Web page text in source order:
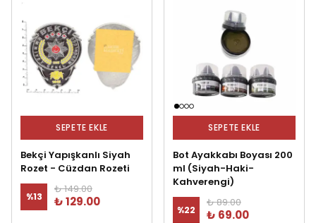
SEPETE EKLE
Bekçi Yapışkanlı Siyah
Rozet - Cüzdan Rozeti
%13
₺ 149.00
₺ 129.00
SEPETE EKLE
Bot Ayakkabı Boyası 200
ml (Siyah-Haki-
Kahverengi)
%22
₺ 89.00
₺ 69.00